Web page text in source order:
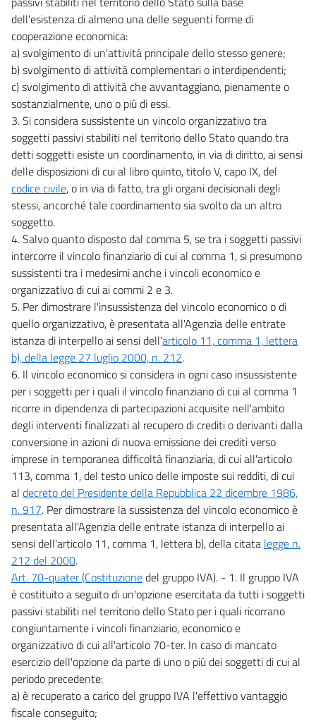
dell'esistenza di almeno una delle seguenti forme di
cooperazione economica:
a) svolgimento di un'attività principale dello stesso genere;
b) svolgimento di attività complementari o interdipendenti;
c) svolgimento di attività che avvantaggiano, pienamente o
sostanzialmente, uno o più di essi.
3. Si considera sussistente un vincolo organizzativo tra
soggetti passivi stabiliti nel territorio dello Stato quando tra
detti soggetti esiste un coordinamento, in via di diritto, ai sensi
delle disposizioni di cui al libro quinto, titolo V, capo IX, del
codice civile, o in via di fatto, tra gli organi decisionali degli
stessi, ancorché tale coordinamento sia svolto da un altro
soggetto.
4. Salvo quanto disposto dal comma 5, se tra i soggetti passivi
intercorre il vincolo finanziario di cui al comma 1, si presumono
sussistenti tra i medesimi anche i vincoli economico e
organizzativo di cui ai commi 2 e 3.
5. Per dimostrare l'insussistenza del vincolo economico o di
quello organizzativo, è presentata all'Agenzia delle entrate
istanza di interpello ai sensi dell'articolo 11, comma 1, lettera
b), della legge 27 luglio 2000, n. 212.
6. Il vincolo economico si considera in ogni caso insussistente
per i soggetti per i quali il vincolo finanziario di cui al comma 1
ricorre in dipendenza di partecipazioni acquisite nell'ambito
degli interventi finalizzati al recupero di crediti o derivanti dalla
conversione in azioni di nuova emissione dei crediti verso
imprese in temporanea difficoltà finanziaria, di cui all'articolo
113, comma 1, del testo unico delle imposte sui redditi, di cui
al decreto del Presidente della Repubblica 22 dicembre 1986,
n. 917. Per dimostrare la sussistenza del vincolo economico è
presentata all'Agenzia delle entrate istanza di interpello ai
sensi dell'articolo 11, comma 1, lettera b), della citata legge n.
212 del 2000.
Art. 70-quater (Costituzionedel gruppo IVA). - 1. Il gruppo IVA
è costituito a seguito di un'opzione esercitata da tutti i soggetti
passivi stabiliti nel territorio dello Stato per i quali ricorrano
congiuntamente i vincoli finanziario, economico e
organizzativo di cui all'articolo 70-ter. In caso di mancato
esercizio dell'opzione da parte di uno o più dei soggetti di cui al
periodo precedente:
a) è recuperato a carico del gruppo IVA l'effettivo vantaggio
fiscale conseguito;